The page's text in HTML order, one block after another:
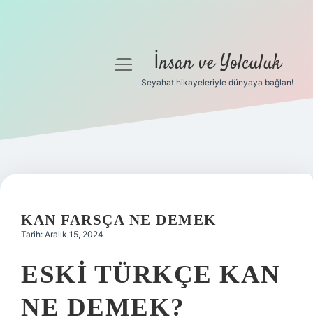
Gizlilik Politikası
Yasal Uyarı
menüyü İnsan ve Yolculuk
Seyahat hikayeleriyle dünyaya bağlan!
KAN FARSÇA NE DEMEK
Tarih: Aralık 15, 2024
ESKI TÜRKÇE KAN
NE DEMEK?